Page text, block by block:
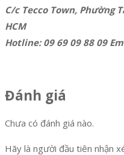
C/c Tecco Town, Phường
HCM
Hotline: 09 69 09 88 09
Đánh giá
Chưa có đánh giá nào.
Hãy là người đầu tiên nhận